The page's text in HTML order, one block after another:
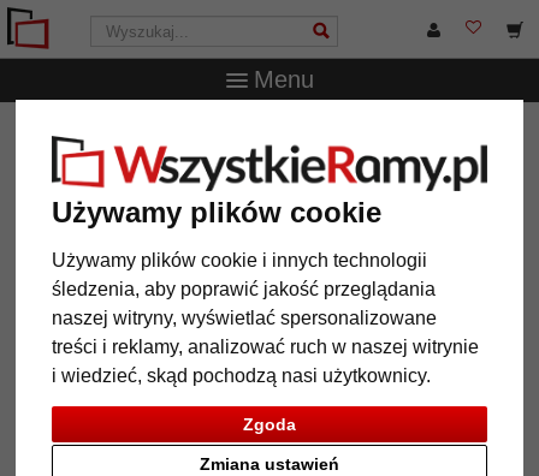
Używamy plików cookie
Używamy plików cookie i innych technologii
śledzenia, aby poprawić jakość przeglądania
naszej witryny, wyświetlać spersonalizowane
treści i reklamy, analizować ruch w naszej witrynie
i wiedzieć, skąd pochodzą nasi użytkownicy.
Zgoda
Zmiana ustawień
Menu
WszystkieRamy.pl
rama Magda
Barokowa rama Magda